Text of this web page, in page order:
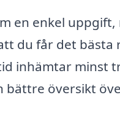
en enkel
du får det bästa
inhämtar minst
översikt